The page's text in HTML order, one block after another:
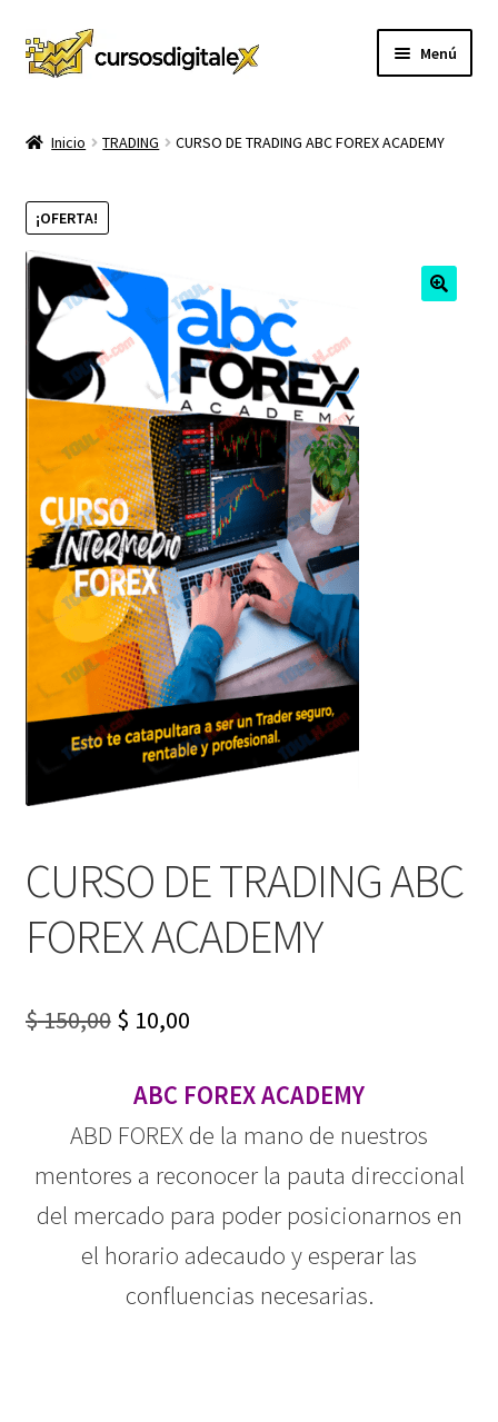
Ir
a
Ir
al
Menú
CURSOS
menú
hijo
MEMBRESIA
MI CUENTA
CARRITO
CONTACTO
Inicio TRADING CURSO DE TRADING ABC FOREX ACADEMY
¡OFERTA!
CURSO DE TRADING ABC
FOREX ACADEMY
$150,00 Original
was:
$ 150,00.
$ 10,00Current
is:
$ 10,00.
ABC FOREX ACADEMY
ABD FOREX de la mano de nuestros
mentores a reconocer la pauta direccional
del mercado para poder posicionarnos en
el horario adecaudo y esperar las
confluencias necesarias.